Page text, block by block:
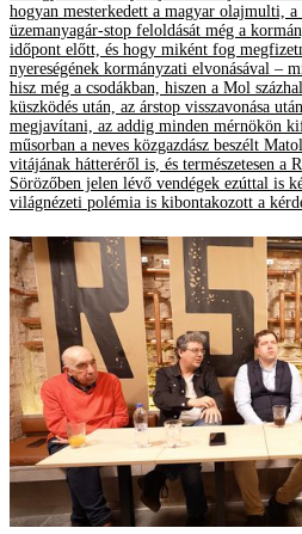
hogyan mesterkedett a magyar olajmulti,
üzemanyagár-stop feloldását még a
időpont előtt, és hogy miként fog
nyereségének kormányzati elvonásával –
hisz még a csodákban, hiszen a Mol
küszködés után, az árstop visszavonása
megjavítani, az addig minden mérnökön
műsorban a neves közgazdász beszélt
vitájának hátteréről is, és természetesen a
Sörözőben jelen lévő vendégek ezúttal is
világnézeti polémia is kibontakozott a